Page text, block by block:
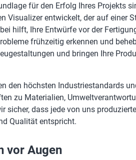
für den Erfolg Ihres Projekts
Visualizer entwickelt, der auf einer
hilft, Ihre Entwürfe vor der
frühzeitig erkennen und
und bringen Ihre
den höchsten Industriestandards
zu Materialien,
sicher, dass jede von uns
Qualität entspricht.
vor Augen